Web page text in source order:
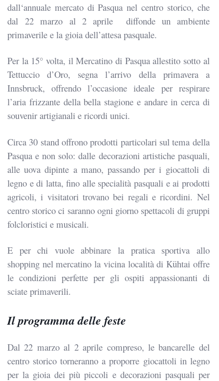
dall‘annuale mercato di Pasqua nel centro storico, che
dal 22 marzo al 2 aprile diffonde un ambiente
primaverile e la gioia dell’attesa pasquale.
Per la 15° volta, il Mercatino di Pasqua allestito sotto al
Tettuccio d’Oro, segna l’arrivo della primavera a
Innsbruck, offrendo l’occasione ideale per respirare
l’aria frizzante della bella stagione e andare in cerca di
souvenir artigianali e ricordi unici.
Circa 30 stand offrono prodotti particolari sul tema della
Pasqua e non solo: dalle decorazioni artistiche pasquali,
alle uova dipinte a mano, passando per i giocattoli di
legno e di latta, fino alle specialità pasquali e ai prodotti
agricoli, i visitatori trovano bei regali e ricordini. Nel
centro storico ci saranno ogni giorno spettacoli di gruppi
folcloristici e musicali.
E per chi vuole abbinare la pratica sportiva allo
shopping nel mercatino la vicina località di Kühtai offre
le condizioni perfette per gli ospiti appassionanti di
sciate primaverili.
Il programma delle feste
Dal 22 marzo al 2 aprile compreso, le bancarelle del
centro storico torneranno a proporre giocattoli in legno
per la gioia dei più piccoli e decorazioni pasquali per